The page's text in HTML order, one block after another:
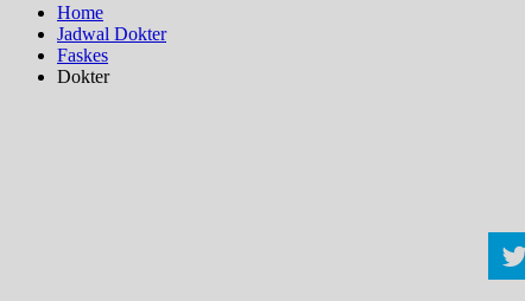
Home
Jadwal Dokter
Faskes
Dokter